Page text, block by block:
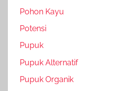
Pohon Kayu
Potensi
Pupuk
Pupuk Alternatif
Pupuk Organik